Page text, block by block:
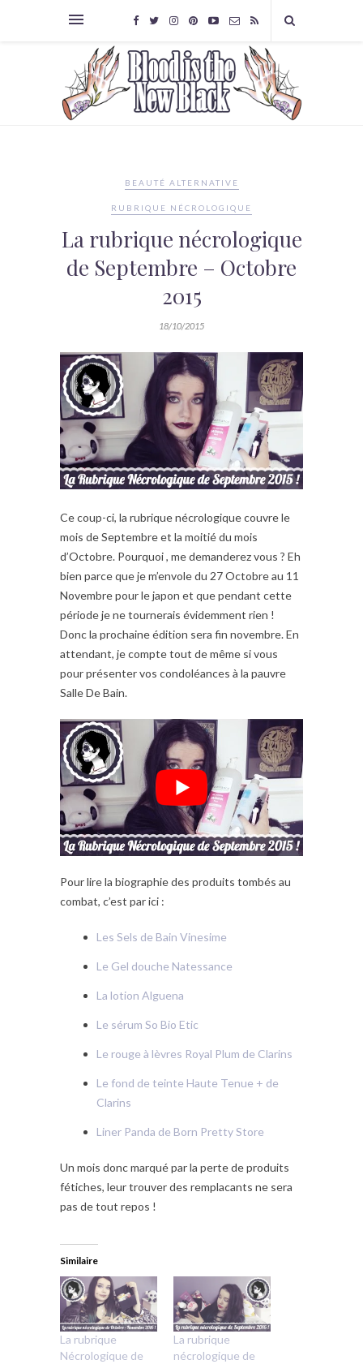
BEAUTÉ ALTERNATIVE
RUBRIQUE NÉCROLOGIQUE
La rubrique nécrologique
de Septembre – Octobre
2015
18/10/2015
Ce coup-ci, la rubrique nécrologique couvre le
mois de Septembre et la moitié du mois
d’Octobre. Pourquoi , me demanderez vous ? Eh
bien parce que je m’envole du 27 Octobre au 11
Novembre pour le japon et que pendant cette
période je ne tournerais évidemment rien !
Donc la prochaine édition sera fin novembre. En
attendant, je compte tout de même si vous
pour présenter vos condoléances à la pauvre
Salle De Bain.
Pour lire la biographie des produits tombés au
combat, c’est par ici :
Les Sels de Bain Vinesime
Le Gel douche Natessance
La lotion Alguena
Le sérum So Bio Etic
Le rouge à lèvres Royal Plum de Clarins
Le fond de teinte Haute Tenue + de
Clarins
Liner Panda de Born Pretty Store
Un mois donc marqué par la perte de produits
fétiches, leur trouver des remplacants ne sera
pas de tout repos !
Similaire
La rubrique
Nécrologique de
La rubrique
nécrologique de